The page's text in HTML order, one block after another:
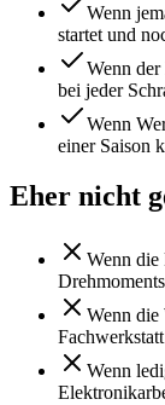
Wenn
startet und
Wenn der
bei jeder
Wenn
einer Saison
Eher nicht
Wenn die
Wenn die
Wenn